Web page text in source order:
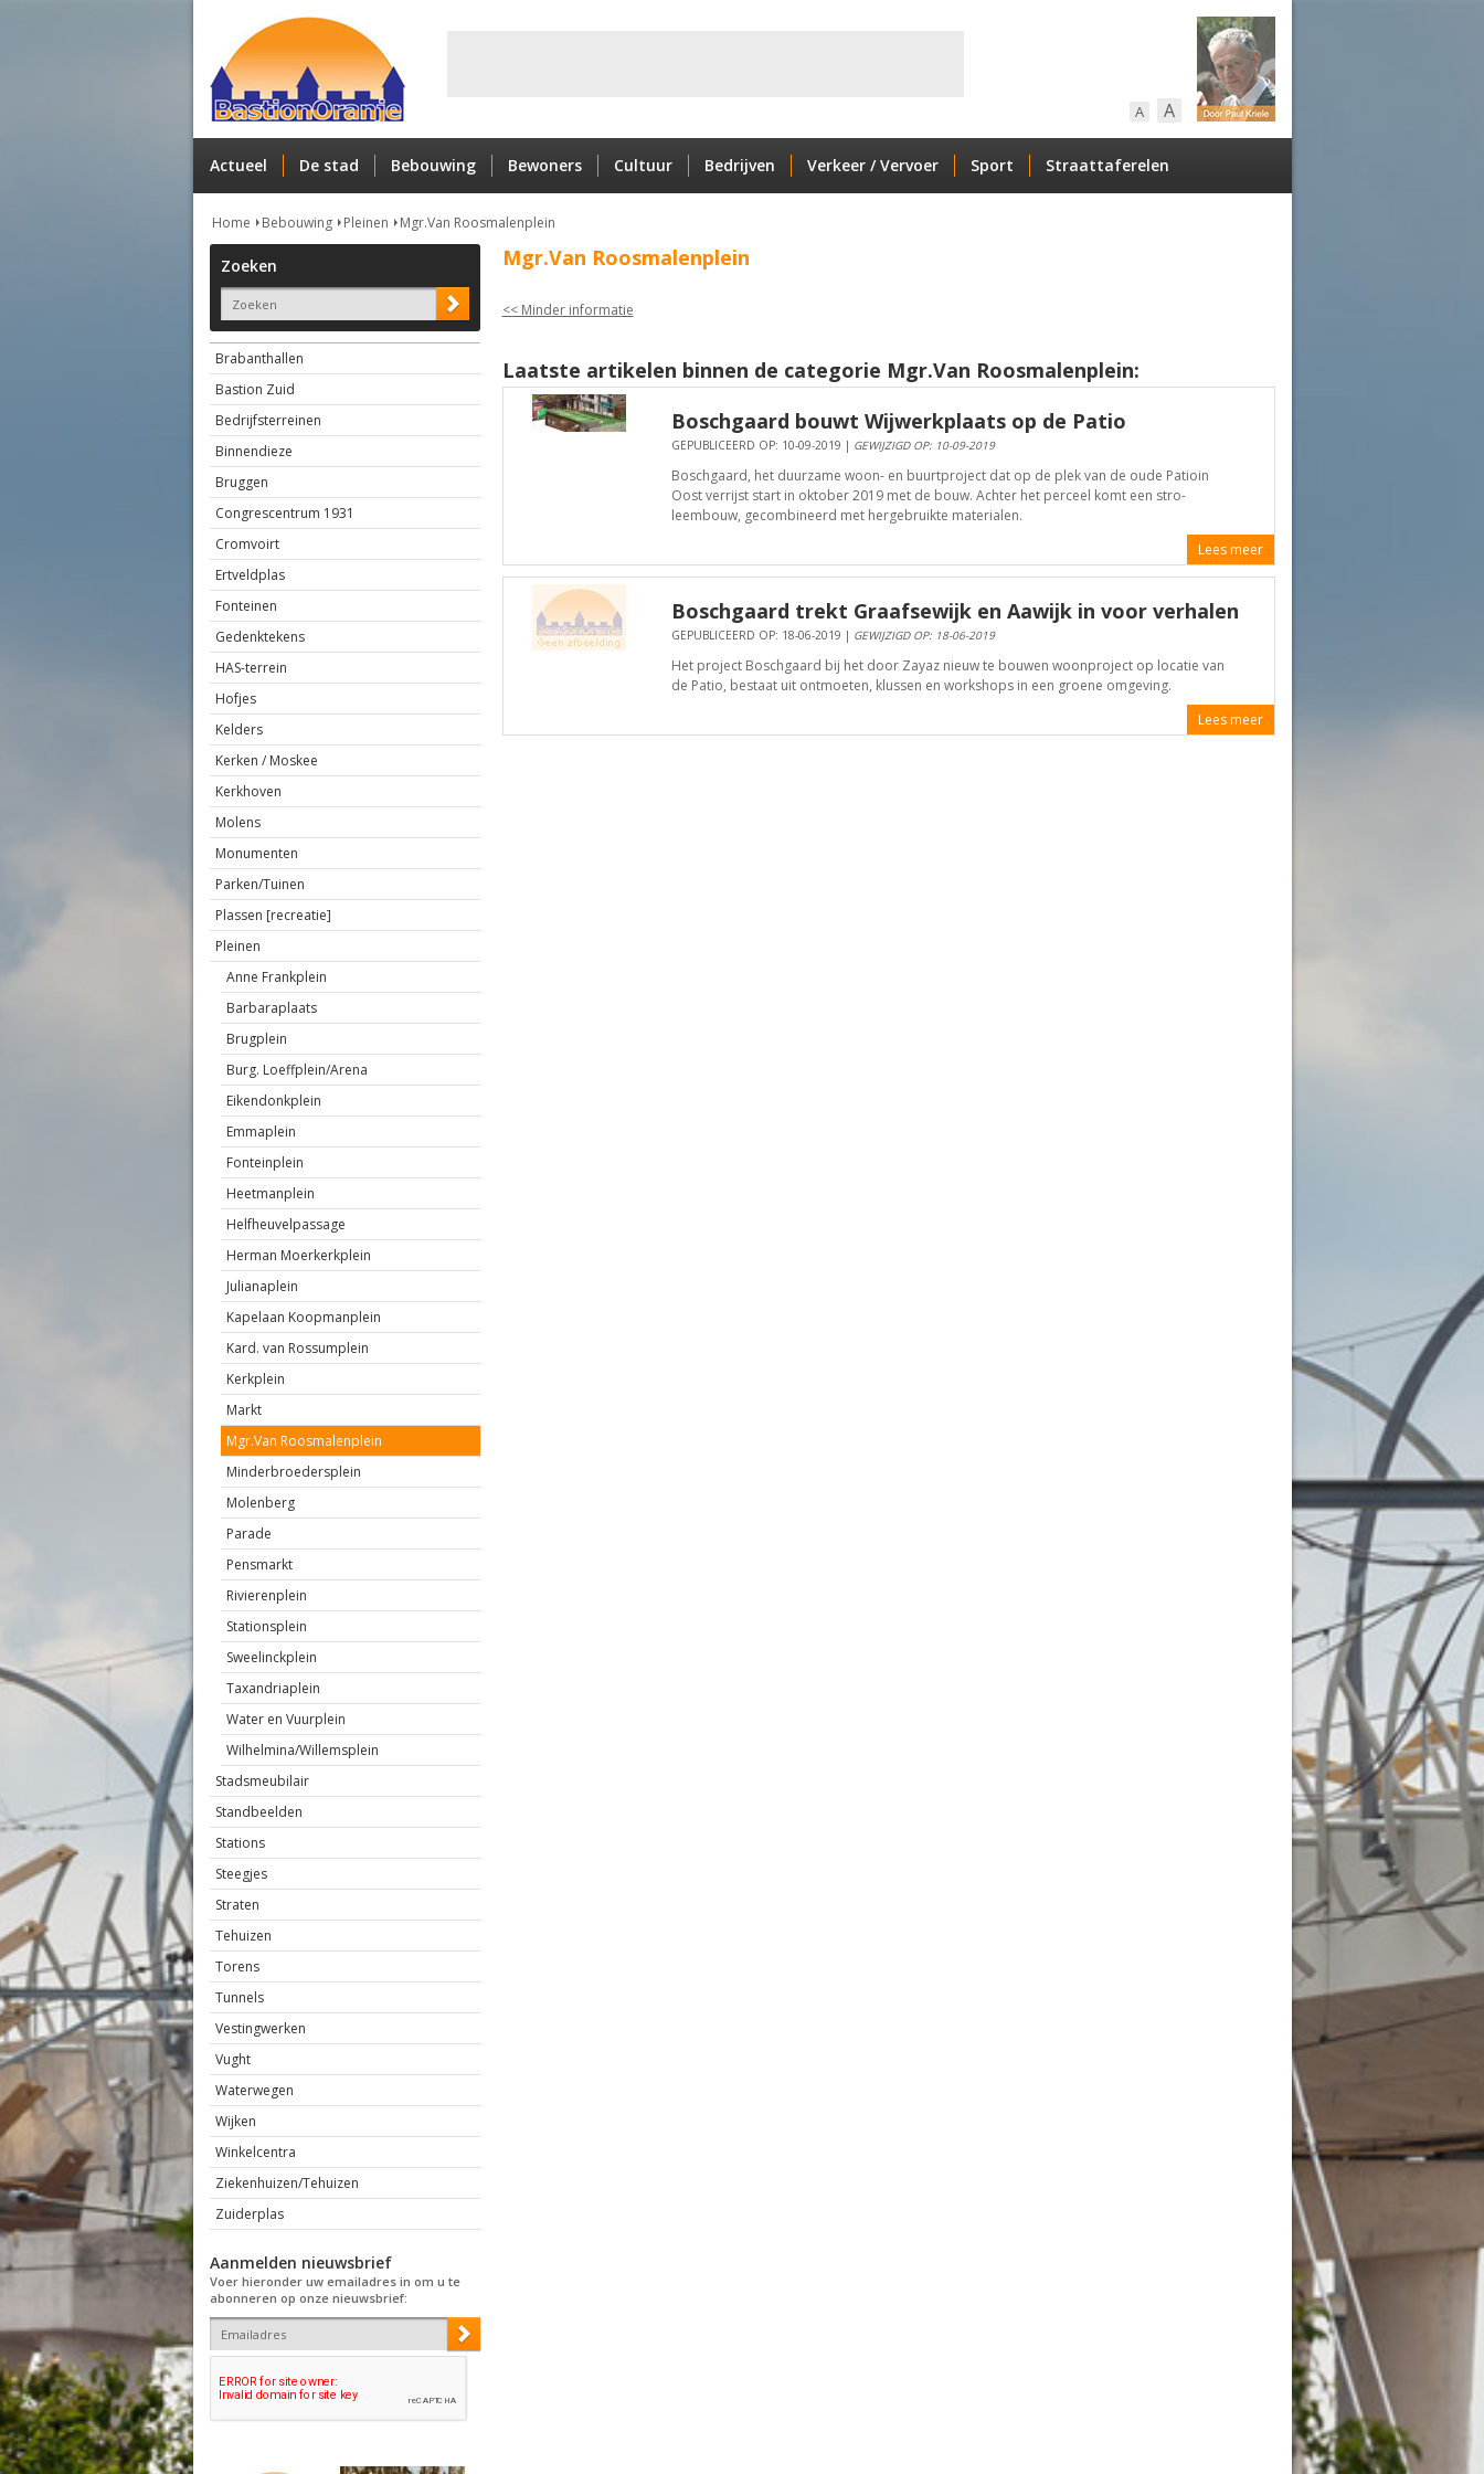
A A
Actueel De stad Bebouwing Bewoners Cultuur Bedrijven Verkeer / Vervoer Sport Straattaferelen
Home Bebouwing Pleinen Mgr.Van Roosmalenplein
Zoeken
Brabanthallen
Bastion Zuid
Bedrijfsterreinen
Binnendieze
Bruggen
Congrescentrum 1931
Cromvoirt
Ertveldplas
Fonteinen
Gedenktekens
HAS-terrein
Hofjes
Kelders
Kerken / Moskee
Kerkhoven
Molens
Monumenten
Parken/Tuinen
Plassen [recreatie]
Pleinen
Anne Frankplein
Barbaraplaats
Brugplein
Burg. Loeffplein/Arena
Eikendonkplein
Emmaplein
Fonteinplein
Heetmanplein
Helfheuvelpassage
Herman Moerkerkplein
Julianaplein
Kapelaan Koopmanplein
Kard. van Rossumplein
Kerkplein
Markt
Mgr.Van Roosmalenplein
Minderbroedersplein
Molenberg
Parade
Pensmarkt
Rivierenplein
Stationsplein
Sweelinckplein
Taxandriaplein
Water en Vuurplein
Wilhelmina/Willemsplein
Stadsmeubilair
Standbeelden
Stations
Steegjes
Straten
Tehuizen
Torens
Tunnels
Vestingwerken
Vught
Waterwegen
Wijken
Winkelcentra
Ziekenhuizen/Tehuizen
Zuiderplas
Aanmelden nieuwsbrief
Voer hieronder uw emailadres in om u te
abonneren op onze nieuwsbrief:
Mgr.Van Roosmalenplein
<< Minder informatie
Laatste artikelen binnen de categorie Mgr.Van Roosmalenplein:
Boschgaard bouwt Wijwerkplaats op de Patio
GEPUBLICEERD OP: 10-09-2019 | GEWIJZIGD OP: 10-09-2019
Boschgaard, het duurzame woon- en buurtproject dat op de plek van de oude Patioin
Oost verrijst start in oktober 2019 met de bouw. Achter het perceel komt een stro-
leembouw, gecombineerd met hergebruikte materialen.
Lees meer
Boschgaard trekt Graafsewijk en Aawijk in voor verhalen
GEPUBLICEERD OP: 18-06-2019 | GEWIJZIGD OP: 18-06-2019
Het project Boschgaard bij het door Zayaz nieuw te bouwen woonproject op locatie van
de Patio, bestaat uit ontmoeten, klussen en workshops in een groene omgeving.
Lees meer